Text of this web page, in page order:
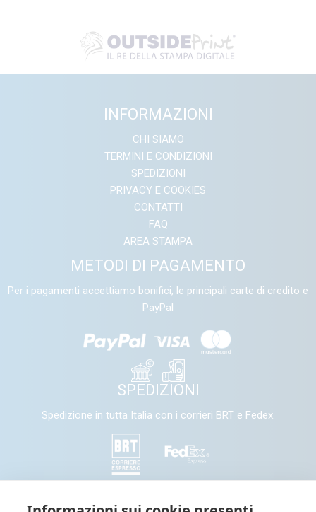
INFORMAZIONI
CHI SIAMO
TERMINI E CONDIZIONI
SPEDIZIONI
PRIVACY E COOKIES
CONTATTI
FAQ
AREA STAMPA
METODI DI PAGAMENTO
Per i pagamenti accettiamo bonifici, le principali carte di credito e
PayPal
SPEDIZIONI
Spedizione in tutta Italia con i corrieri BRT e Fedex.
SEGUICI